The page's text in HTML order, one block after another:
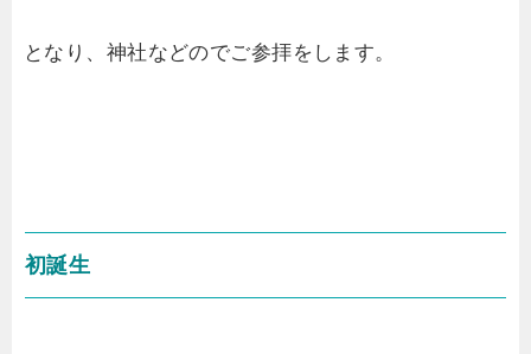
となり、神社などのでご参拝をします。
初誕生